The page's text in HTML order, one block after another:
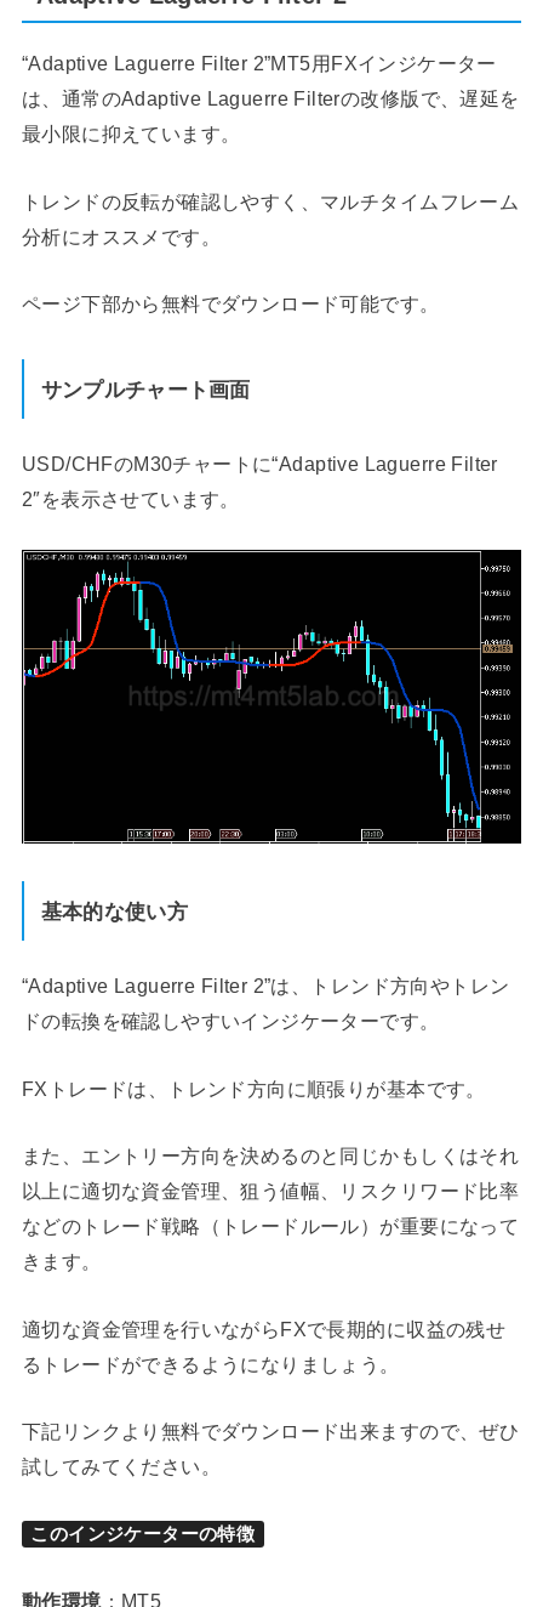
“Adaptive Laguerre Filter 2”MT5用FXインジケーター
は、通常のAdaptive Laguerre Filterの改修版で、遅延を
最小限に抑えています。
トレンドの反転が確認しやすく、マルチタイムフレーム
分析にオススメです。
ページ下部から無料でダウンロード可能です。
サンプルチャート画面
USD/CHFのM30チャートに“Adaptive Laguerre Filter
2″を表示させています。
基本的な使い方
“Adaptive Laguerre Filter 2”は、トレンド方向やトレン
ドの転換を確認しやすいインジケーターです。
FXトレードは、トレンド方向に順張りが基本です。
また、エントリー方向を決めるのと同じかもしくはそれ
以上に適切な資金管理、狙う値幅、リスクリワード比率
などのトレード戦略（トレードルール）が重要になって
きます。
適切な資金管理を行いながらFXで長期的に収益の残せ
るトレードができるようになりましょう。
下記リンクより無料でダウンロード出来ますので、ぜひ
試してみてください。
このインジケーターの特徴
動作環境：MT5